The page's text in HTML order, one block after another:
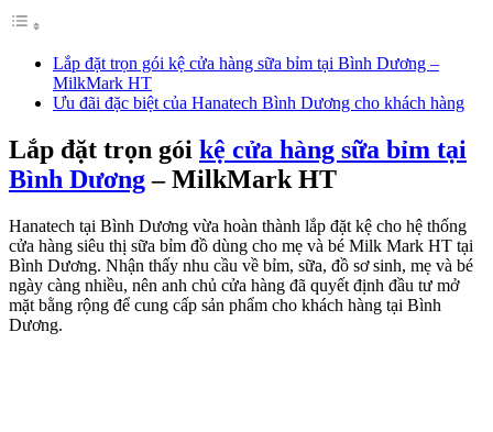
Lắp đặt trọn gói kệ cửa hàng sữa bỉm tại Bình Dương –
MilkMark HT
Ưu đãi đặc biệt của Hanatech Bình Dương cho khách hàng
Lắp đặt trọn gói kệ cửa hàng sữa bỉm tại
Bình Dương– MilkMark HT
Hanatech tại Bình Dương vừa hoàn thành lắp đặt kệ cho hệ thống
cửa hàng siêu thị sữa bỉm đồ dùng cho mẹ và bé Milk Mark HT tại
Bình Dương. Nhận thấy nhu cầu về bỉm, sữa, đồ sơ sinh, mẹ và bé
ngày càng nhiều, nên anh chủ cửa hàng đã quyết định đầu tư mở
mặt bằng rộng để cung cấp sản phẩm cho khách hàng tại Bình
Dương.